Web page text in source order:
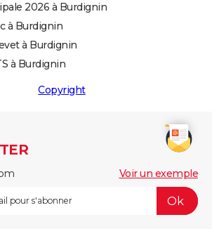
2026 à Burdignin
à Burdignin
à Burdignin
à Burdignin
Copyright
Voir un exemple